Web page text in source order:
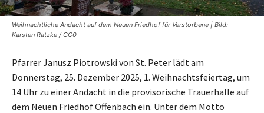
Weihnachtliche Andacht auf dem Neuen Friedhof für Verstorbene | Bild:
Karsten Ratzke / CC0
Pfarrer Janusz Piotrowski von St. Peter lädt am
Donnerstag, 25. Dezember 2025, 1. Weihnachtsfeiertag, um
14 Uhr zu einer Andacht in die provisorische Trauerhalle auf
dem Neuen Friedhof Offenbach ein. Unter dem Motto